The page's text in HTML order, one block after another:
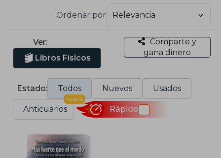
Ordenar por
Ver:
Libros Físicos
Comparte y
gana dinero
Estado: Todos Nuevos Usados
Anticuarios
Nuevo
Rápido